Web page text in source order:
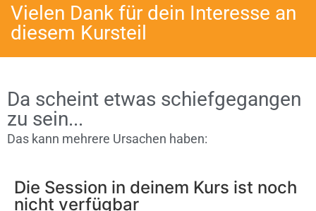
Vielen Dank für dein Interesse an
diesem Kursteil
Da scheint etwas schiefgegangen
zu sein...
Das kann mehrere Ursachen haben:
Die Session in deinem Kurs ist noch
nicht verfügbar